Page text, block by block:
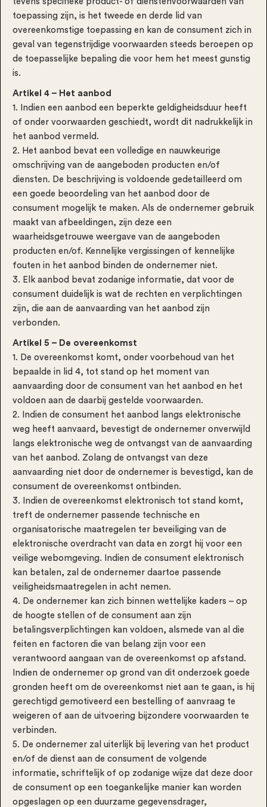
toepassing zijn, is het tweede en derde lid van
overeenkomstige toepassing en kan de consument zich in
geval van tegenstrijdige voorwaarden steeds beroepen op
de toepasselijke bepaling die voor hem het meest gunstig
is.
Artikel 4 – Het aanbod
1. Indien een aanbod een beperkte geldigheidsduur heeft
of onder voorwaarden geschiedt, wordt dit nadrukkelijk in
het aanbod vermeld.
2. Het aanbod bevat een volledige en nauwkeurige
omschrijving van de aangeboden producten en/of
diensten. De beschrijving is voldoende gedetailleerd om
een goede beoordeling van het aanbod door de
consument mogelijk te maken. Als de ondernemer gebruik
maakt van afbeeldingen, zijn deze een
waarheidsgetrouwe weergave van de aangeboden
producten en/of. Kennelijke vergissingen of kennelijke
fouten in het aanbod binden de ondernemer niet.
3. Elk aanbod bevat zodanige informatie, dat voor de
consument duidelijk is wat de rechten en verplichtingen
zijn, die aan de aanvaarding van het aanbod zijn
verbonden.
Artikel 5 – De overeenkomst
1. De overeenkomst komt, onder voorbehoud van het
bepaalde in lid 4, tot stand op het moment van
aanvaarding door de consument van het aanbod en het
voldoen aan de daarbij gestelde voorwaarden.
2. Indien de consument het aanbod langs elektronische
weg heeft aanvaard, bevestigt de ondernemer onverwijld
langs elektronische weg de ontvangst van de aanvaarding
van het aanbod. Zolang de ontvangst van deze
aanvaarding niet door de ondernemer is bevestigd, kan de
consument de overeenkomst ontbinden.
3. Indien de overeenkomst elektronisch tot stand komt,
treft de ondernemer passende technische en
organisatorische maatregelen ter beveiliging van de
elektronische overdracht van data en zorgt hij voor een
veilige webomgeving. Indien de consument elektronisch
kan betalen, zal de ondernemer daartoe passende
veiligheidsmaatregelen in acht nemen.
4. De ondernemer kan zich binnen wettelijke kaders – op
de hoogte stellen of de consument aan zijn
betalingsverplichtingen kan voldoen, alsmede van al die
feiten en factoren die van belang zijn voor een
verantwoord aangaan van de overeenkomst op afstand.
Indien de ondernemer op grond van dit onderzoek goede
gronden heeft om de overeenkomst niet aan te gaan, is hij
gerechtigd gemotiveerd een bestelling of aanvraag te
weigeren of aan de uitvoering bijzondere voorwaarden te
verbinden.
5. De ondernemer zal uiterlijk bij levering van het product
en/of de dienst aan de consument de volgende
informatie, schriftelijk of op zodanige wijze dat deze door
de consument op een toegankelijke manier kan worden
opgeslagen op een duurzame gegevensdrager,